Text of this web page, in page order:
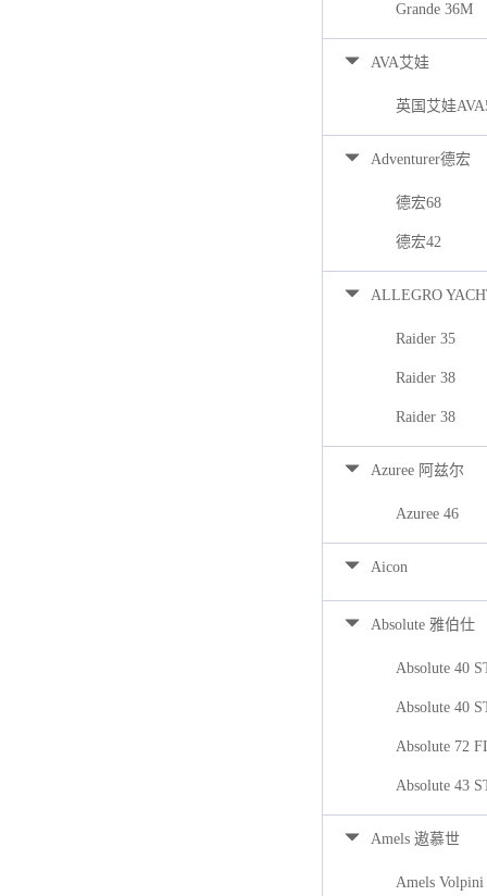
Grande 36M
AVA艾娃
英国艾娃
Adventurer德宏
德宏68
德宏42
ALLEGRO
Raider 35
Raider 38
Raider 38
Azuree 阿兹尔
Azuree 46
Aicon
Absolute 雅伯仕
Absolute 40
Absolute 40
Absolute 72
Absolute 43
Amels 遨慕世
Amels Volpini